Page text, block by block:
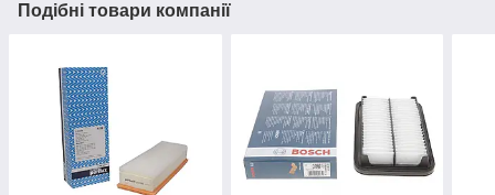
Подібні товари компанії